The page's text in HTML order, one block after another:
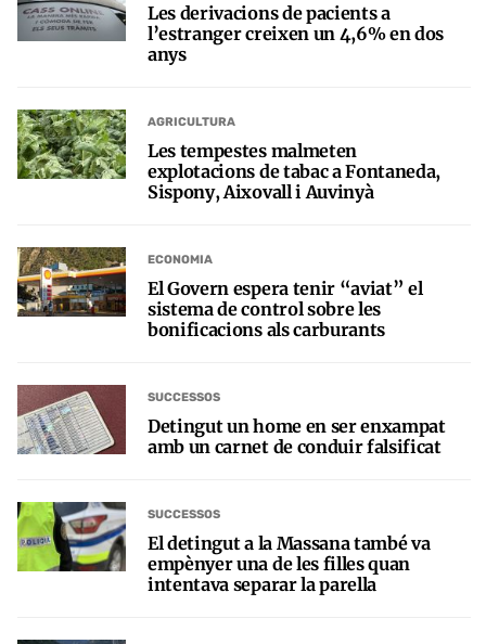
Les derivacions de pacients a
l’estranger creixen un 4,6% en dos
anys
AGRICULTURA
Les tempestes malmeten
explotacions de tabac a Fontaneda,
Sispony, Aixovall i Auvinyà
ECONOMIA
El Govern espera tenir “aviat” el
sistema de control sobre les
bonificacions als carburants
SUCCESSOS
Detingut un home en ser enxampat
amb un carnet de conduir falsificat
SUCCESSOS
El detingut a la Massana també va
empènyer una de les filles quan
intentava separar la parella